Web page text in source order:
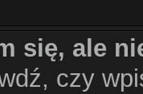
się, ale
czy